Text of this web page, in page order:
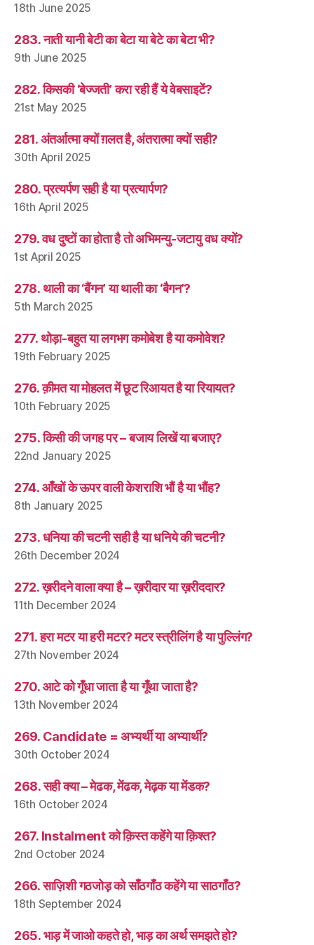
18th June 2025
283. नाती यानी बेटी का बेटा या बेटे का बेटा भी?
9th June 2025
282. किसकी ‘बेज्जती’ करा रही हैं ये वेबसाइटें?
21st May 2025
281. अंतर्आत्मा क्यों ग़लत है, अंतरात्मा क्यों सही?
30th April 2025
280. प्रत्यर्पण सही है या प्रत्यार्पण?
16th April 2025
279. वध दुष्टों का होता है तो अभिमन्यु-जटायु वध क्यों?
1st April 2025
278. थाली का ‘बैंगन’ या थाली का ‘बैगन’?
5th March 2025
277. थोड़ा-बहुत या लगभग कमोबेश है या कमोवेश?
19th February 2025
276. क़ीमत या मोहलत में छूट रिआयत है या रियायत?
10th February 2025
275. किसी की जगह पर – बजाय लिखें या बजाए?
22nd January 2025
274. आँखों के ऊपर वाली केशराशि भौं है या भौंह?
8th January 2025
273. धनिया की चटनी सही है या धनिये की चटनी?
26th December 2024
272. ख़रीदने वाला क्या है – ख़रीदार या ख़रीददार?
11th December 2024
271. हरा मटर या हरी मटर? मटर स्त्रीलिंग है या पुल्लिंग?
27th November 2024
270. आटे को गूँधा जाता है या गूँथा जाता है?
13th November 2024
269. Candidate = अभ्यर्थी या अभ्यार्थी?
30th October 2024
268. सही क्या – मेढक, मेंढक, मेढ़क या मेंडक?
16th October 2024
267. Instalment को क़िस्त कहेंगे या क़िश्त?
2nd October 2024
266. साज़िशी गठजोड़ को साँठगाँठ कहेंगे या साठगाँठ?
18th September 2024
265. भाड़ में जाओ कहते हो, भाड़ का अर्थ समझते हो?